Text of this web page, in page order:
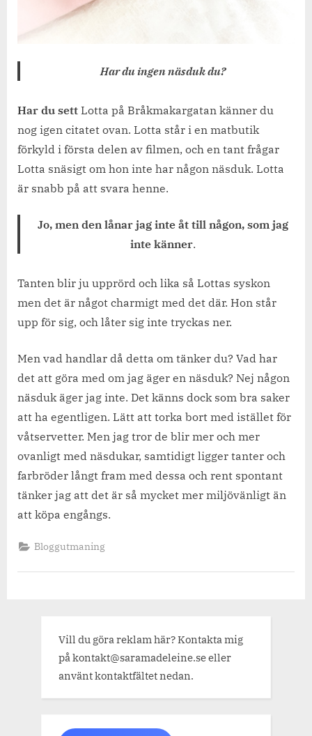
Har du ingen näsduk du?
Har du sett Lotta på Bråkmakargatan känner du
nog igen citatet ovan. Lotta står i en matbutik
förkyld i första delen av filmen, och en tant frågar
Lotta snäsigt om hon inte har någon näsduk. Lotta
är snabb på att svara henne.
Jo, men den lånar jag inte åt till någon, som jag
inte känner.
Tanten blir ju upprörd och lika så Lottas syskon
men det är något charmigt med det där. Hon står
upp för sig, och låter sig inte tryckas ner.
Men vad handlar då detta om tänker du? Vad har
det att göra med om jag äger en näsduk? Nej någon
näsduk äger jag inte. Det känns dock som bra saker
att ha egentligen. Lätt att torka bort med istället för
våtservetter. Men jag tror de blir mer och mer
ovanligt med näsdukar, samtidigt ligger tanter och
farbröder långt fram med dessa och rent spontant
tänker jag att det är så mycket mer miljövänligt än
att köpa engångs.
Bloggutmaning
Vill du göra reklam här? Kontakta mig
på kontakt@saramadeleine.se eller
använt kontaktfältet nedan.